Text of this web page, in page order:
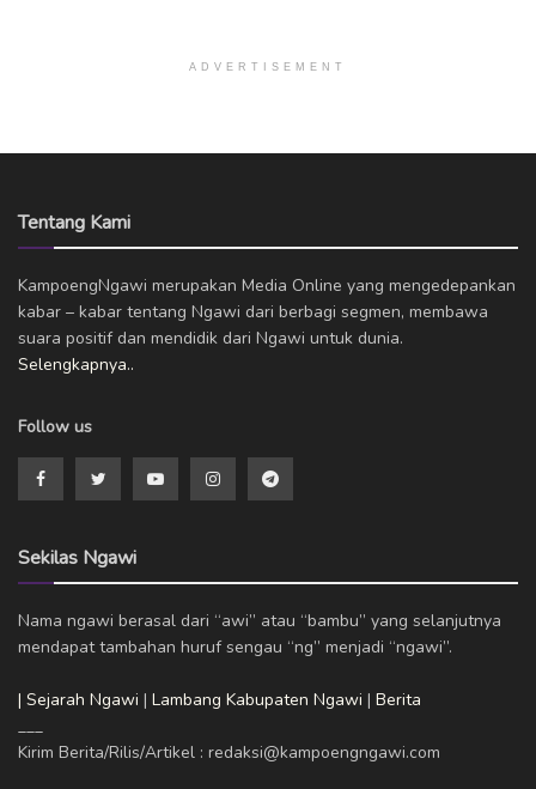
ADVERTISEMENT
Tentang Kami
KampoengNgawi merupakan Media Online yang mengedepankan
kabar – kabar tentang Ngawi dari berbagi segmen, membawa
suara positif dan mendidik dari Ngawi untuk dunia.
Selengkapnya..
Follow us
Sekilas Ngawi
Nama ngawi berasal dari “awi” atau “bambu” yang selanjutnya
mendapat tambahan huruf sengau “ng” menjadi “ngawi”.
| Sejarah Ngawi | Lambang Kabupaten Ngawi | Berita
___
Kirim Berita/Rilis/Artikel : redaksi@kampoengngawi.com